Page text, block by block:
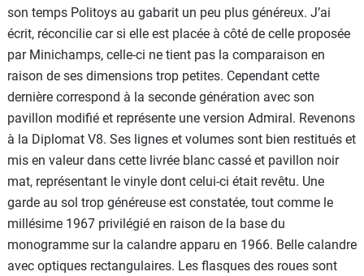
son temps Politoys au gabarit un peu plus généreux. J’ai
écrit, réconcilie car si elle est placée à côté de celle proposée
par Minichamps, celle-ci ne tient pas la comparaison en
raison de ses dimensions trop petites. Cependant cette
dernière correspond à la seconde génération avec son
pavillon modifié et représente une version Admiral. Revenons
à la Diplomat V8. Ses lignes et volumes sont bien restitués et
mis en valeur dans cette livrée blanc cassé et pavillon noir
mat, représentant le vinyle dont celui-ci était revêtu. Une
garde au sol trop généreuse est constatée, tout comme le
millésime 1967 privilégié en raison de la base du
monogramme sur la calandre apparu en 1966. Belle calandre
avec optiques rectangulaires. Les flasques des roues sont